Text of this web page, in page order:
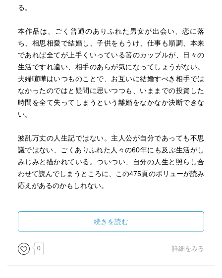
る。
本作品は、ごく普通のありふれた男女が出会い、恋に落
ち、相思相愛で結婚し、子供をもうけ、仕事も順調、本来
であれば全てが上手くいっている筈のカップルが、日々の
生活ですれ違い、相手のあらが気になってしょうがない。
夫婦喧嘩はいつものことで、お互いに結婚すべき相手では
なかったのではと疑問に思いつつも、いままでの投資した
時間を全て失ってしまうという離婚をなかなか決断できな
い。
波乱万丈の人生記ではない。主人公が自分であっても不思
議ではない、ごくありふれた人々の60年にも及ぶ生活がし
みじみと描かれている。ついつい、自分の人生と照らし合
わせて読んでしまうところに、この475頁のボリューが読み
応えがあるのかもしれない。
いるため、「ある人物の一代記を読み終えたぞ」以上の読
了感を得ることができなかった。同様のタイプの小説とし
ては、「メモリー・キーパーの娘」の方がはるかに面白
く、味わいも深かった。悪くはないが、星５つはちょっと
続きを読む
0 詳細をみる